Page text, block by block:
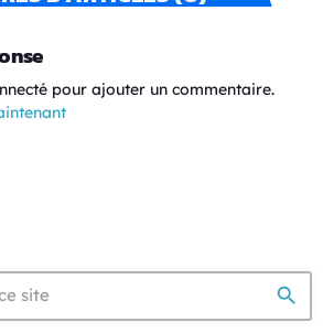
pour ajouter un commentaire.
search